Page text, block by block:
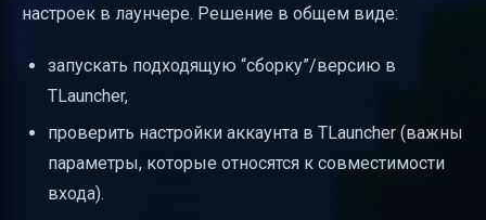
настроек в лаунчере. Решение в общем виде:
запускать подходящую “сборку”/версию в
TLauncher,
проверить настройки аккаунта в TLauncher (важны
параметры, которые относятся к совместимости
входа).